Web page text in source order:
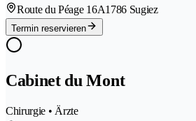
Route du Péage 16A1786 Sugiez
Termin reservieren
Cabinet du Mont
Chirurgie • Ärzte